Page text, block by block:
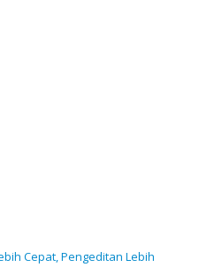
Cepat, Pengeditan Lebih